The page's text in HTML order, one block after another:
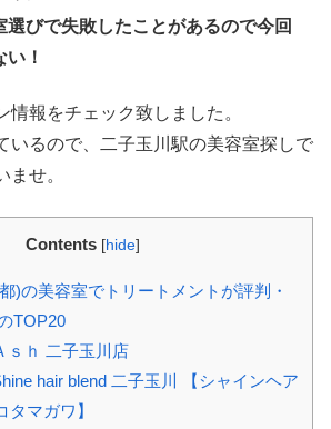
選びで失敗したことがあるので今回
！
情報をチェック致しました。
いるので、二子玉川駅の美容室探しで
ませ。
Contents [hide]
)の美容室でトリートメントが評判・
TOP20
ｓｈ 二子玉川店
hair blend 二子玉川 【シャインヘア
タマガワ】